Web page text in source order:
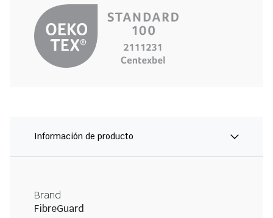
Información de producto
Brand
FibreGuard